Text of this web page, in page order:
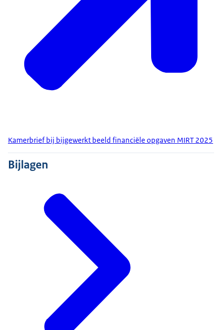
Kamerbrief bij bijgewerkt beeld financiële opgaven MIRT 2025
Bijlagen